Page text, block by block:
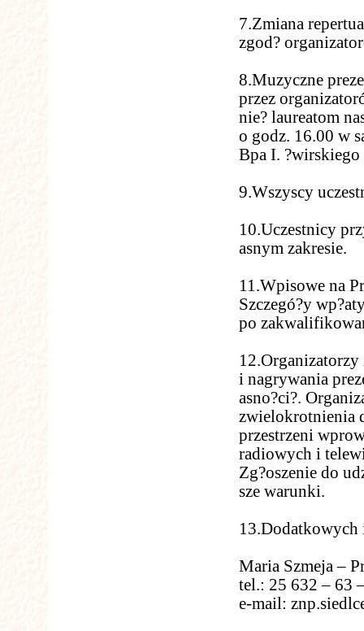
7.Zmiana
zgod?
8.Muzyczne
przez
nie? laureatom
o godz. 16.00 w
Bpa I. ?wirskiego
9.Wszyscy
10.Uczestnicy
asnym zakresie.
11.Wpisowe na
Szczegó?y
po
i nagrywania
asno?ci?.
zwielokrotnienia
przestrzeni
radiowych i
Zg?oszenie do
sze warunki.
Maria Szmeja –
tel.: 25 632 – 63
e-mail: